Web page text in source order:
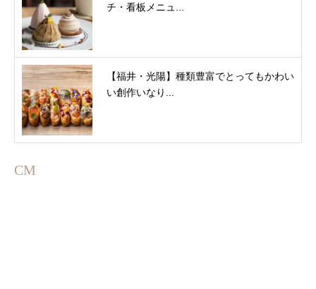
チ・看板メニュ...
【福井・光陽】種類豊富でとってもかわい
い創作いなり...
CM